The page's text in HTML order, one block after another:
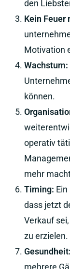
den
Kein Feuer
Motivation
Wachstum:
können.
operativ
mehr
Timing:
dass jetzt
Verkauf
zu erzielen.
Gesundheit:
mehrere